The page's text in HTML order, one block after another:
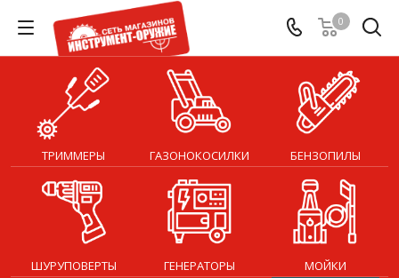
0
ТРИММЕРЫ ГАЗОНОКОСИЛКИ БЕНЗОПИЛЫ
ШУРУПОВЕРТЫ ГЕНЕРАТОРЫ МОЙКИ